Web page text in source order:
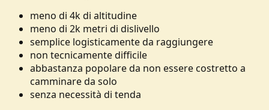
meno di 4k di altitudine
meno di 2k metri di dislivello
semplice logisticamente da raggiungere
non tecnicamente difficile
abbastanza popolare da non essere costretto a
camminare da solo
senza necessità di tenda